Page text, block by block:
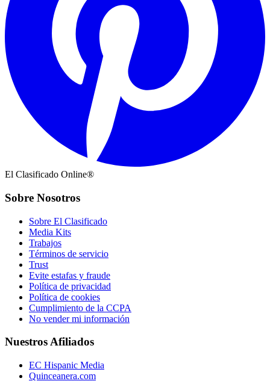
El Clasificado Online®
Sobre Nosotros
Sobre El Clasificado
Media Kits
Trabajos
Términos de servicio
Trust
Evite estafas y fraude
Política de privacidad
Política de cookies
Cumplimiento de la CCPA
No vender mi información
Nuestros Afiliados
EC Hispanic Media
Quinceanera.com